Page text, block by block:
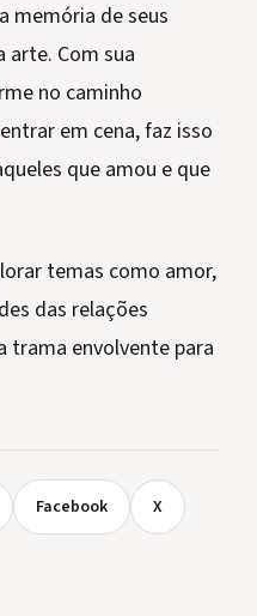
memória de seus
arte. Com sua
no caminho
em cena, faz isso
que amou e que
temas como amor,
das relações
trama envolvente para
Facebook X